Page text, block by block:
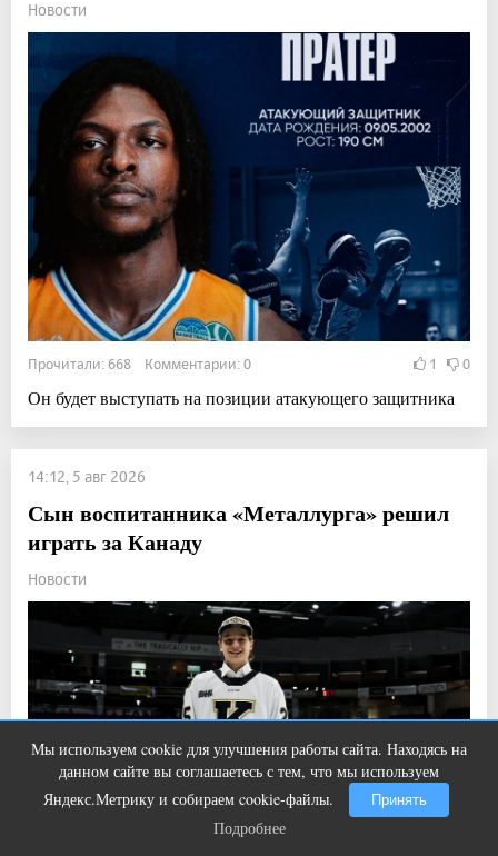
Новости
Прочитали: 668 Комментарии: 0 1 0
Он будет выступать на позиции атакующего защитника
14:12, 5 авг 2026
Сын воспитанника «Металлурга» решил
играть за Канаду
Новости
Мы используем cookie для улучшения работы сайта. Находясь на
данном сайте вы соглашаетесь с тем, что мы используем
Яндекс.Метрику и собираем cookie-файлы.
Принять
Подробнее
Ролик из Омска: вы будете смеяться
долго
Подробнее